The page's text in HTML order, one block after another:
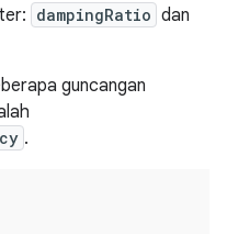
dampingRatio dan
guncangan
.